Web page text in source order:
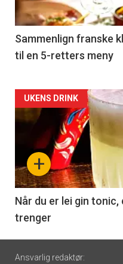
-
5
Sammenlign franske
til en 5-retters meny
Forsiden
akkurat
nå
-
6
+
UKENS DRINK
Når du er lei gin
trenger
Footer
Ansvarlig redaktør: